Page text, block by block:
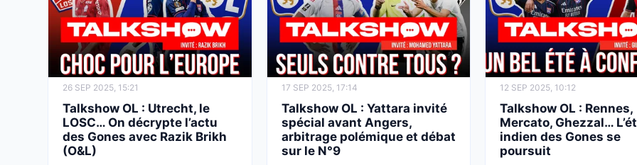
26 SEP 2025, 15:21
Talkshow OL : Utrecht, le
LOSC… On décrypte l’actu
des Gones avec Razik Brikh
(O&L)
17 SEP 2025, 17:14
Talkshow OL : Yattara invité
spécial avant Angers,
arbitrage polémique et débat
sur le N°9
12 SEP 2025, 10:12
Talkshow OL : Rennes,
Mercato, Ghezzal…
indien des Gones se
poursuit